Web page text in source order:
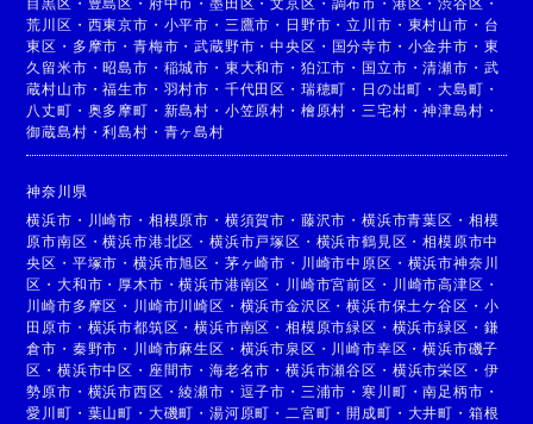
荒川区 ・ 西東京市 ・ 小平市 ・ 三鷹市 ・ 日野市 ・立川市 ・ 東村山市 ・ 台
東区 ・ 多摩市 ・青梅市 ・武蔵野市 ・中央区 ・ 国分寺市 ・ 小金井市 ・ 東
久留米市 ・昭島市 ・ 稲城市 ・ 東大和市 ・ 狛江市 ・ 国立市 ・清瀬市 ・ 武
蔵村山市 ・福生市 ・ 羽村市 ・ 千代田区 ・ 瑞穂町 ・ 日の出町 ・大島町 ・
八丈町 ・ 奥多摩町 ・ 新島村 ・ 小笠原村 ・ 檜原村 ・ 三宅村 ・神津島村 ・
御蔵島村 ・利島村 ・ 青ヶ島村
神奈川県
横浜市 ・ 川崎市 ・ 相模原市 ・ 横須賀市 ・ 藤沢市 ・横浜市青葉区 ・ 相模
原市南区 ・横浜市港北区 ・横浜市戸塚区 ・ 横浜市鶴見区 ・相模原市中
央区 ・ 平塚市 ・横浜市旭区 ・ 茅ヶ崎市 ・ 川崎市中原区 ・ 横浜市神奈川
区 ・大和市 ・ 厚木市 ・横浜市港南区 ・ 川崎市宮前区 ・ 川崎市高津区 ・
川崎市多摩区 ・ 川崎市川崎区 ・ 横浜市金沢区 ・横浜市保土ケ谷区 ・ 小
田原市 ・ 横浜市都筑区 ・横浜市南区 ・相模原市緑区 ・ 横浜市緑区 ・ 鎌
倉市 ・ 秦野市 ・ 川崎市麻生区 ・ 横浜市泉区 ・ 川崎市幸区 ・横浜市磯子
区 ・横浜市中区 ・ 座間市 ・海老名市 ・横浜市瀬谷区 ・ 横浜市栄区 ・ 伊
勢原市 ・ 横浜市西区 ・綾瀬市 ・ 逗子市 ・ 三浦市 ・寒川町 ・南足柄市 ・
愛川町 ・ 葉山町 ・ 大磯町 ・湯河原町 ・ 二宮町 ・開成町 ・ 大井町 ・ 箱根